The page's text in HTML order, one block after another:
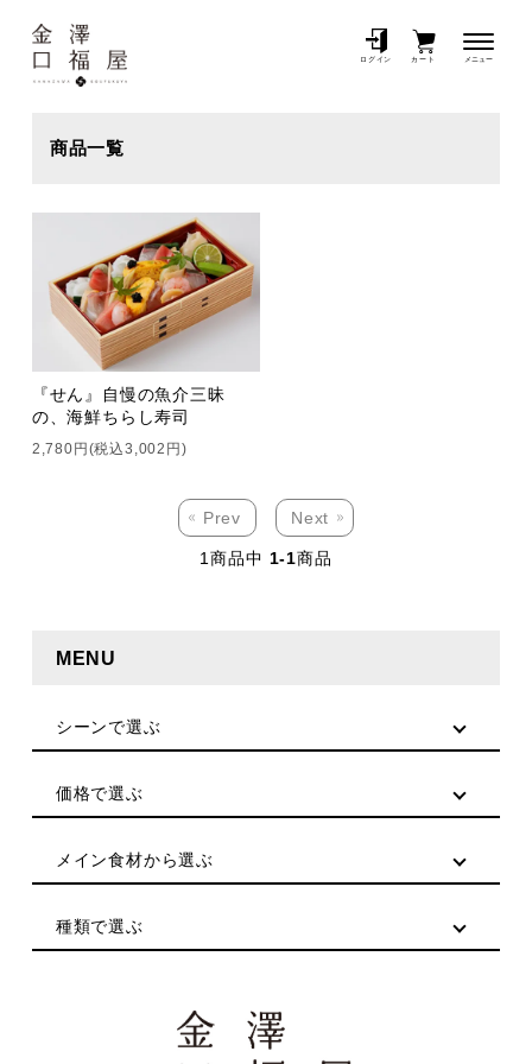
ログイン カート メニュー
商品一覧
『せん』自慢の魚介三昧
の、海鮮ちらし寿司
2,780円(税込3,002円)
Prev Next
1商品中 1-1商品
MENU
シーンで選ぶ
価格で選ぶ
メイン食材から選ぶ
種類で選ぶ